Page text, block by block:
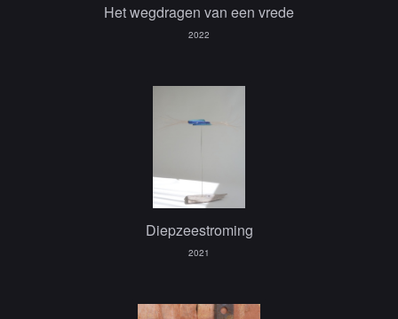
Het wegdragen van een vrede
2022
Diepzeestroming
2021